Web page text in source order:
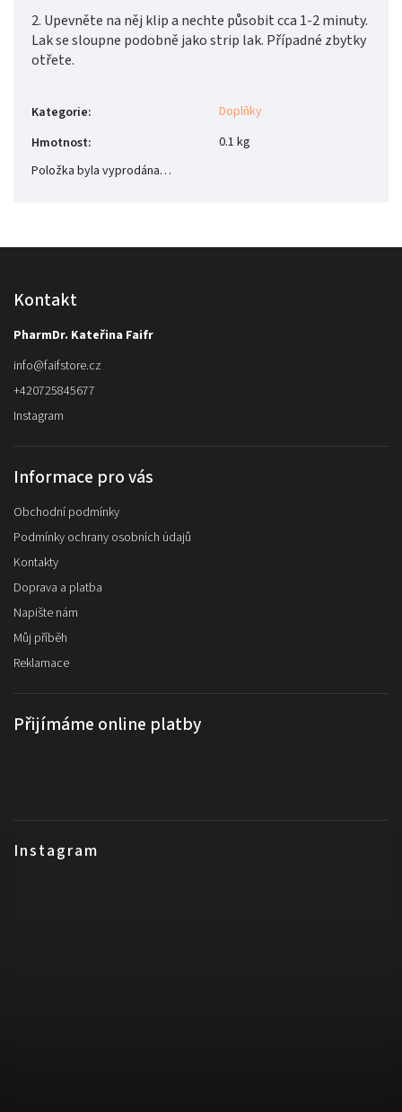
2. Upevněte na něj klip a nechte působit cca 1-2 minuty.
Lak se sloupne podobně jako strip lak. Případné zbytky
otřete.
Kategorie:
Doplňky
Hmotnost:
0.1 kg
Položka byla vyprodána…
Instagram
Kontakt
PharmDr. Kateřina Faifr
info@faifstore.cz
+420725845677
Instagram
Informace pro vás
Obchodní podmínky
Podmínky ochrany osobních údajů
Kontakty
Doprava a platba
Napište nám
Můj příběh
Reklamace
Přijímáme online platby